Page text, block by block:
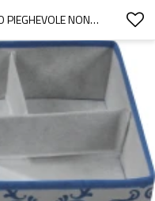
SCATOLA DI IMMAGAZZINAGGIO PIEGHEVOLE NON TESSUTA CON 4 SCOMPARTI